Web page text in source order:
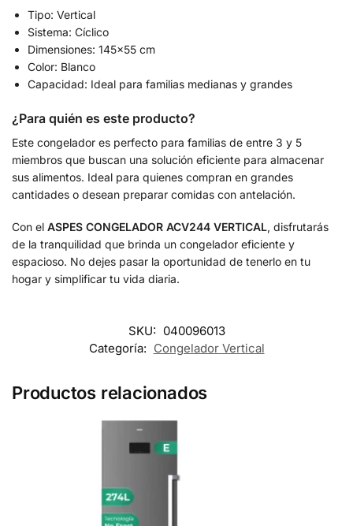
Tipo: Vertical
Sistema: Cíclico
Dimensiones: 145×55 cm
Color: Blanco
Capacidad: Ideal para familias medianas y grandes
¿Para quién es este producto?
Este congelador es perfecto para familias de entre 3 y 5
miembros que buscan una solución eficiente para almacenar
sus alimentos. Ideal para quienes compran en grandes
cantidades o desean preparar comidas con antelación.
Con el ASPES CONGELADOR ACV244 VERTICAL, disfrutarás
de la tranquilidad que brinda un congelador eficiente y
espacioso. No dejes pasar la oportunidad de tenerlo en tu
hogar y simplificar tu vida diaria.
SKU: 040096013
Categoría: Congelador Vertical
Productos relacionados